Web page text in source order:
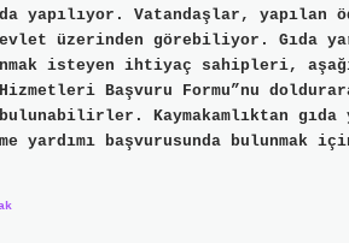
yapılıyor. Vatandaşlar, yapılan
üzerinden görebiliyor. Gıda
isteyen ihtiyaç sahipleri,
Başvuru Formu”nu
Kaymakamlıktan gıda
yardımı başvurusunda bulunmak